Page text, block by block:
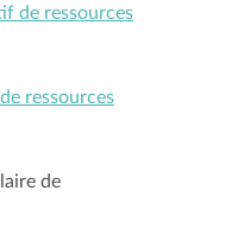
de ressources
ressources
de